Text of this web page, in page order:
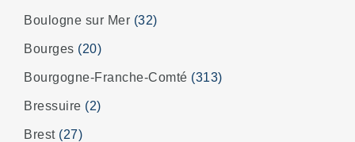
Boulogne sur Mer (32)
Bourges (20)
Bourgogne-Franche-Comté (313)
Bressuire (2)
Brest (27)